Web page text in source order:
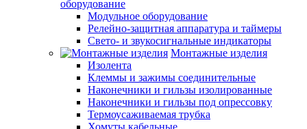
оборудование
Модульное оборудование
Релейно-защитная аппаратура и таймеры
Свето- и звукосигнальные индикаторы
Монтажные изделия
Изолента
Клеммы и зажимы соединительные
Наконечники и гильзы изолированные
Наконечники и гильзы под опрессовку
Термоусаживаемая трубка
Хомуты кабельные